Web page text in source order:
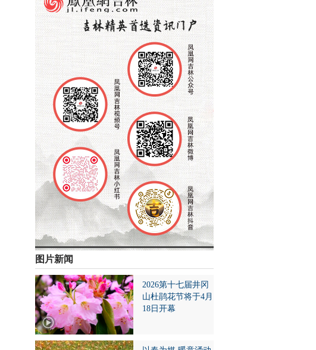
图片新闻
2026第十七届井冈
山杜鹃花节将于4月
18日开幕